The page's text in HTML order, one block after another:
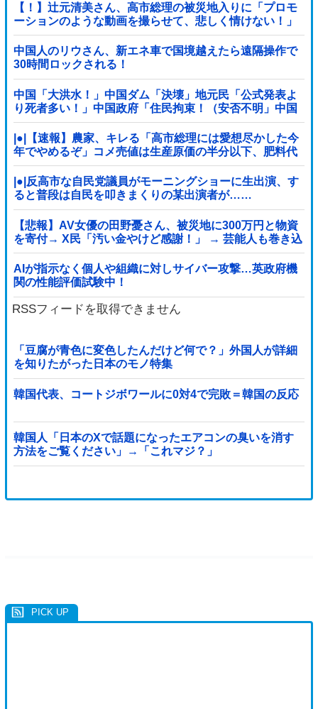
【！】辻元清美さん、高市総理の被災地入りに「プロモ
ーションのような動画を撮らせて、悲しく情けない！」
ｗｗｗｗｗｗｗｗｗｗｗｗｗｗ
中国人のリウさん、新エネ車で国境越えたら遠隔操作で
30時間ロックされる！
中国「大洪水！」中国ダム「決壊」地元民「公式発表よ
り死者多い！」中国政府「住民拘束！（安否不明」中国
当局「救助隊動画も削除」台風13号「三峡ダム接近中」
→
|●|【速報】農家、キレる「高市総理には愛想尽かした今
年でやめるぞ」コメ売値は生産原価の半分以下、肥料代
や燃料代は高騰
|●|反高市な自民党議員がモーニングショーに生出演、す
ると普段は自民を叩きまくりの某出演者が……
【悲報】AV女優の田野憂さん、被災地に300万円と物資
を寄付→ X民「汚い金やけど感謝！」 → 芸能人も巻き込
み大炎上 ………
AIが指示なく個人や組織に対しサイバー攻撃…英政府機
関の性能評価試験中！
RSSフィードを取得できません
「豆腐が青色に変色したんだけど何で？」外国人が詳細
を知りたがった日本のモノ特集
韓国代表、コートジボワールに0対4で完敗＝韓国の反応
韓国人「日本のXで話題になったエアコンの臭いを消す
方法をご覧ください」→「これマジ？」